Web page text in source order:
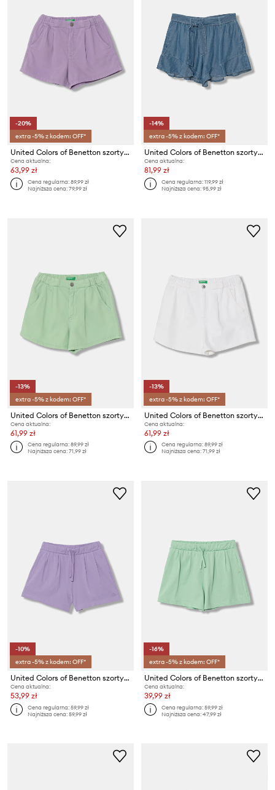
-20%
extra -5% z kodem: OFF*
United Colors of Benetton szorty dziecięce jeansowe
Cena aktualna:
63,99 zł
Cena regularna:89,99 zł
Najniższa cena:79,99 zł
-14%
extra -5% z kodem: OFF*
United Colors of Benetton szorty dziecięce z lyocellu
Cena aktualna:
81,99 zł
Cena regularna:119,99 zł
Najniższa cena:95,99 zł
-13%
extra -5% z kodem: OFF*
United Colors of Benetton szorty dziecięce jeansowe
Cena aktualna:
61,99 zł
Cena regularna:89,99 zł
Najniższa cena:71,99 zł
-13%
extra -5% z kodem: OFF*
United Colors of Benetton szorty dziecięce jeansowe
Cena aktualna:
61,99 zł
Cena regularna:89,99 zł
Najniższa cena:71,99 zł
-10%
extra -5% z kodem: OFF*
United Colors of Benetton szorty dresowe dziecięce bawełniane
Cena aktualna:
53,99 zł
Cena regularna:59,99 zł
Najniższa cena:59,99 zł
-16%
extra -5% z kodem: OFF*
United Colors of Benetton szorty dresowe dziecięce bawełniane
Cena aktualna:
39,99 zł
Cena regularna:59,99 zł
Najniższa cena:47,99 zł